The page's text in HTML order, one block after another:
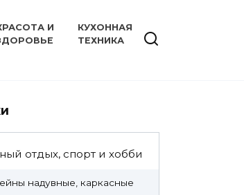
И
КУХОННАЯ
ТЕХНИКА
отдых, спорт и хобби
надувные, каркасные